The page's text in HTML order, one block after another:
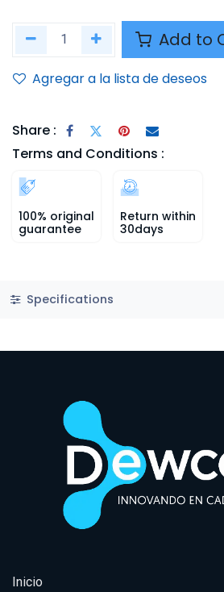
Add to
Agregar a la lista de deseos
Share :
Terms and Conditions :
100% original
guarantee
Return within
30days
Specifications
Inicio